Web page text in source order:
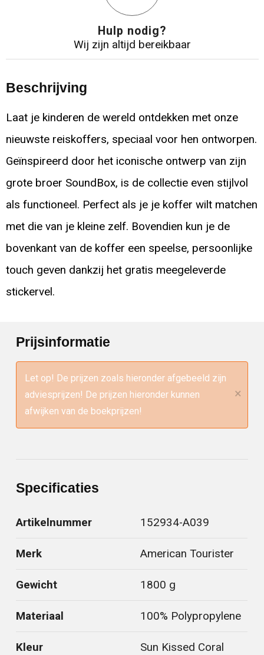
Hulp nodig?
Wij zijn altijd bereikbaar
Beschrijving
Laat je kinderen de wereld ontdekken met onze
nieuwste reiskoffers, speciaal voor hen ontworpen.
Geïnspireerd door het iconische ontwerp van zijn
grote broer SoundBox, is de collectie even stijlvol
als functioneel. Perfect als je je koffer wilt matchen
met die van je kleine zelf. Bovendien kun je de
bovenkant van de koffer een speelse, persoonlijke
touch geven dankzij het gratis meegeleverde
stickervel.
Prijsinformatie
Let op! De prijzen zoals hieronder afgebeeld zijn
adviesprijzen! De prijzen hieronder kunnen
afwijken van de boekprijzen!
×
Specificaties
Artikelnummer 152934-A039
Merk American Tourister
Gewicht 1800 g
Materiaal 100% Polypropylene
Kleur Sun Kissed Coral